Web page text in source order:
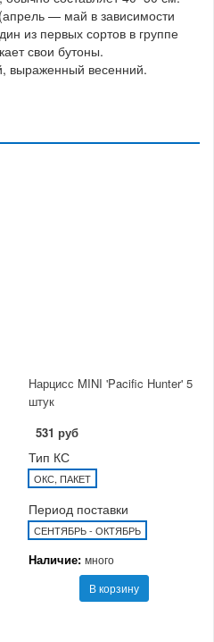
— май в зависимости
из первых сортов в группе
свои бутоны.
выраженный весенний.
Нарцисс MINI 'Pacific Hunter' 5
штук
531 руб
Тип КС
ОКС, ПАКЕТ
Период поставки
СЕНТЯБРЬ - ОКТЯБРЬ
Наличие: много
В корзину